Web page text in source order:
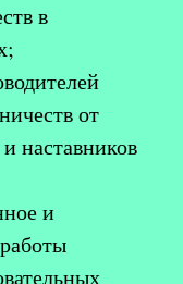
в
от
наставников
и